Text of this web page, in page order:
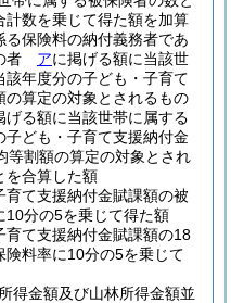
数を乗じて得た額を加算
る保険料の納付義務者であ
者 アに掲げる額に当該世
年度分の子ども・子育て
算定の対象とされるもの
げる額に当該世帯に属する
ども・子育て支援納付金
等割額の算定の対象とされ
を合算した額
育て支援納付金賦課額の被
10分の5を乗じて得た額
育て支援納付金賦課額の18
険料率に10分の5を乗じて
得金額及び山林所得金額並